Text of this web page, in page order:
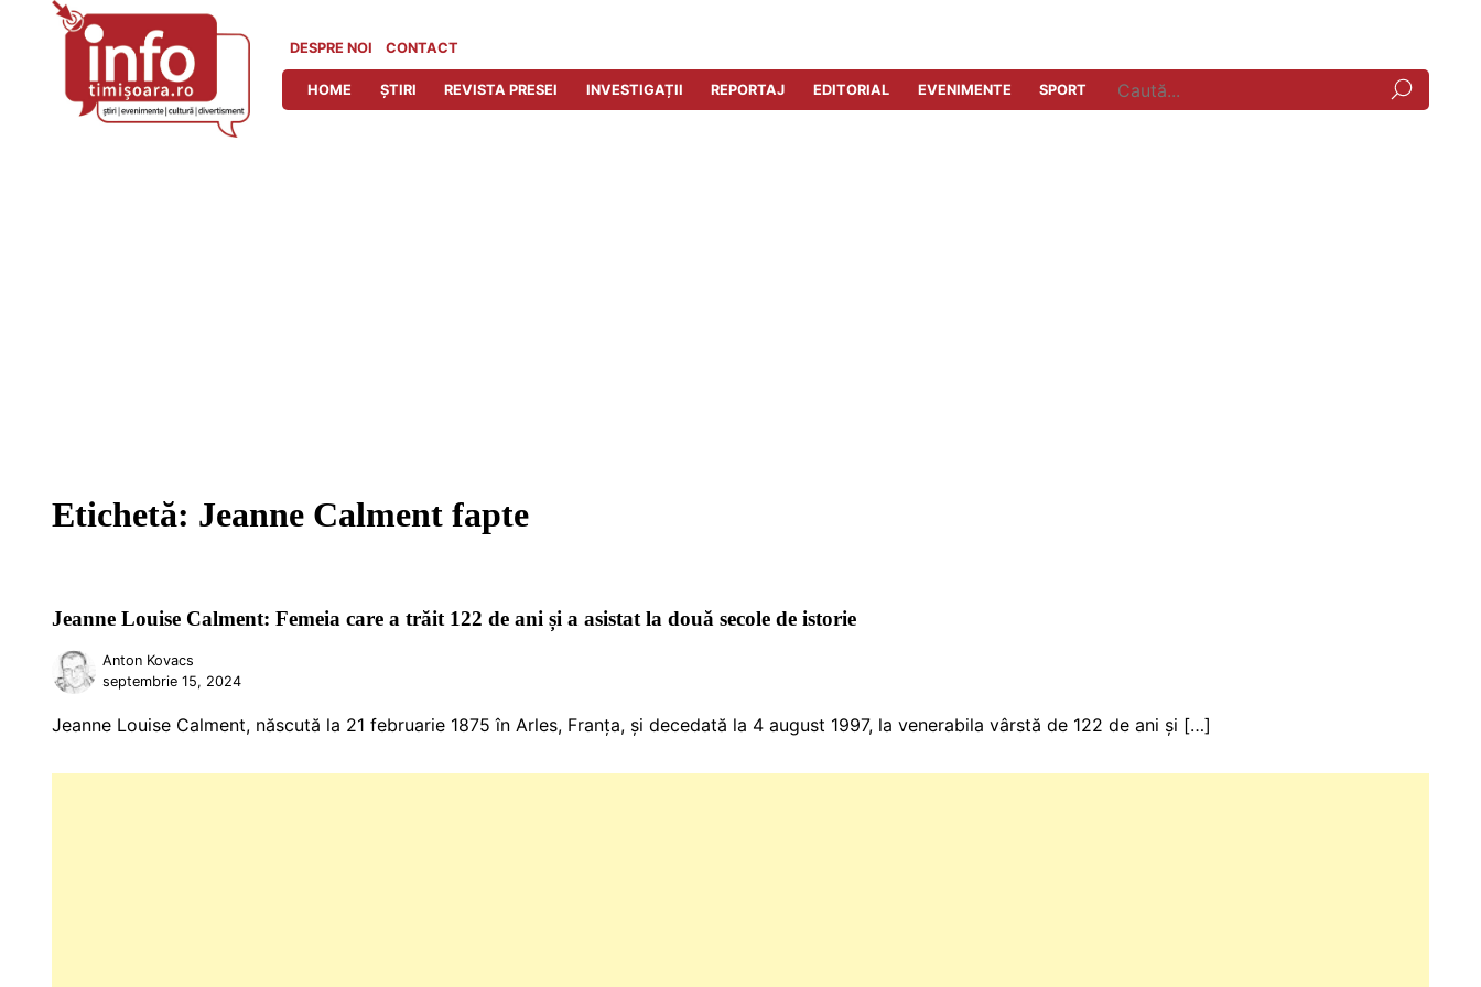
DESPRE NOI CONTACT
HOME ȘTIRI REVISTA PRESEI INVESTIGAȚII REPORTAJ EDITORIAL EVENIMENTE SPORT
Etichetă: Jeanne Calment fapte
Jeanne Louise Calment: Femeia care a trăit 122 de ani și a asistat la două secole de istorie
Anton Kovacs
septembrie 15, 2024
Jeanne Louise Calment, născută la 21 februarie 1875 în Arles, Franța, și decedată la 4 august 1997, la venerabila vârstă de 122 de ani și […]